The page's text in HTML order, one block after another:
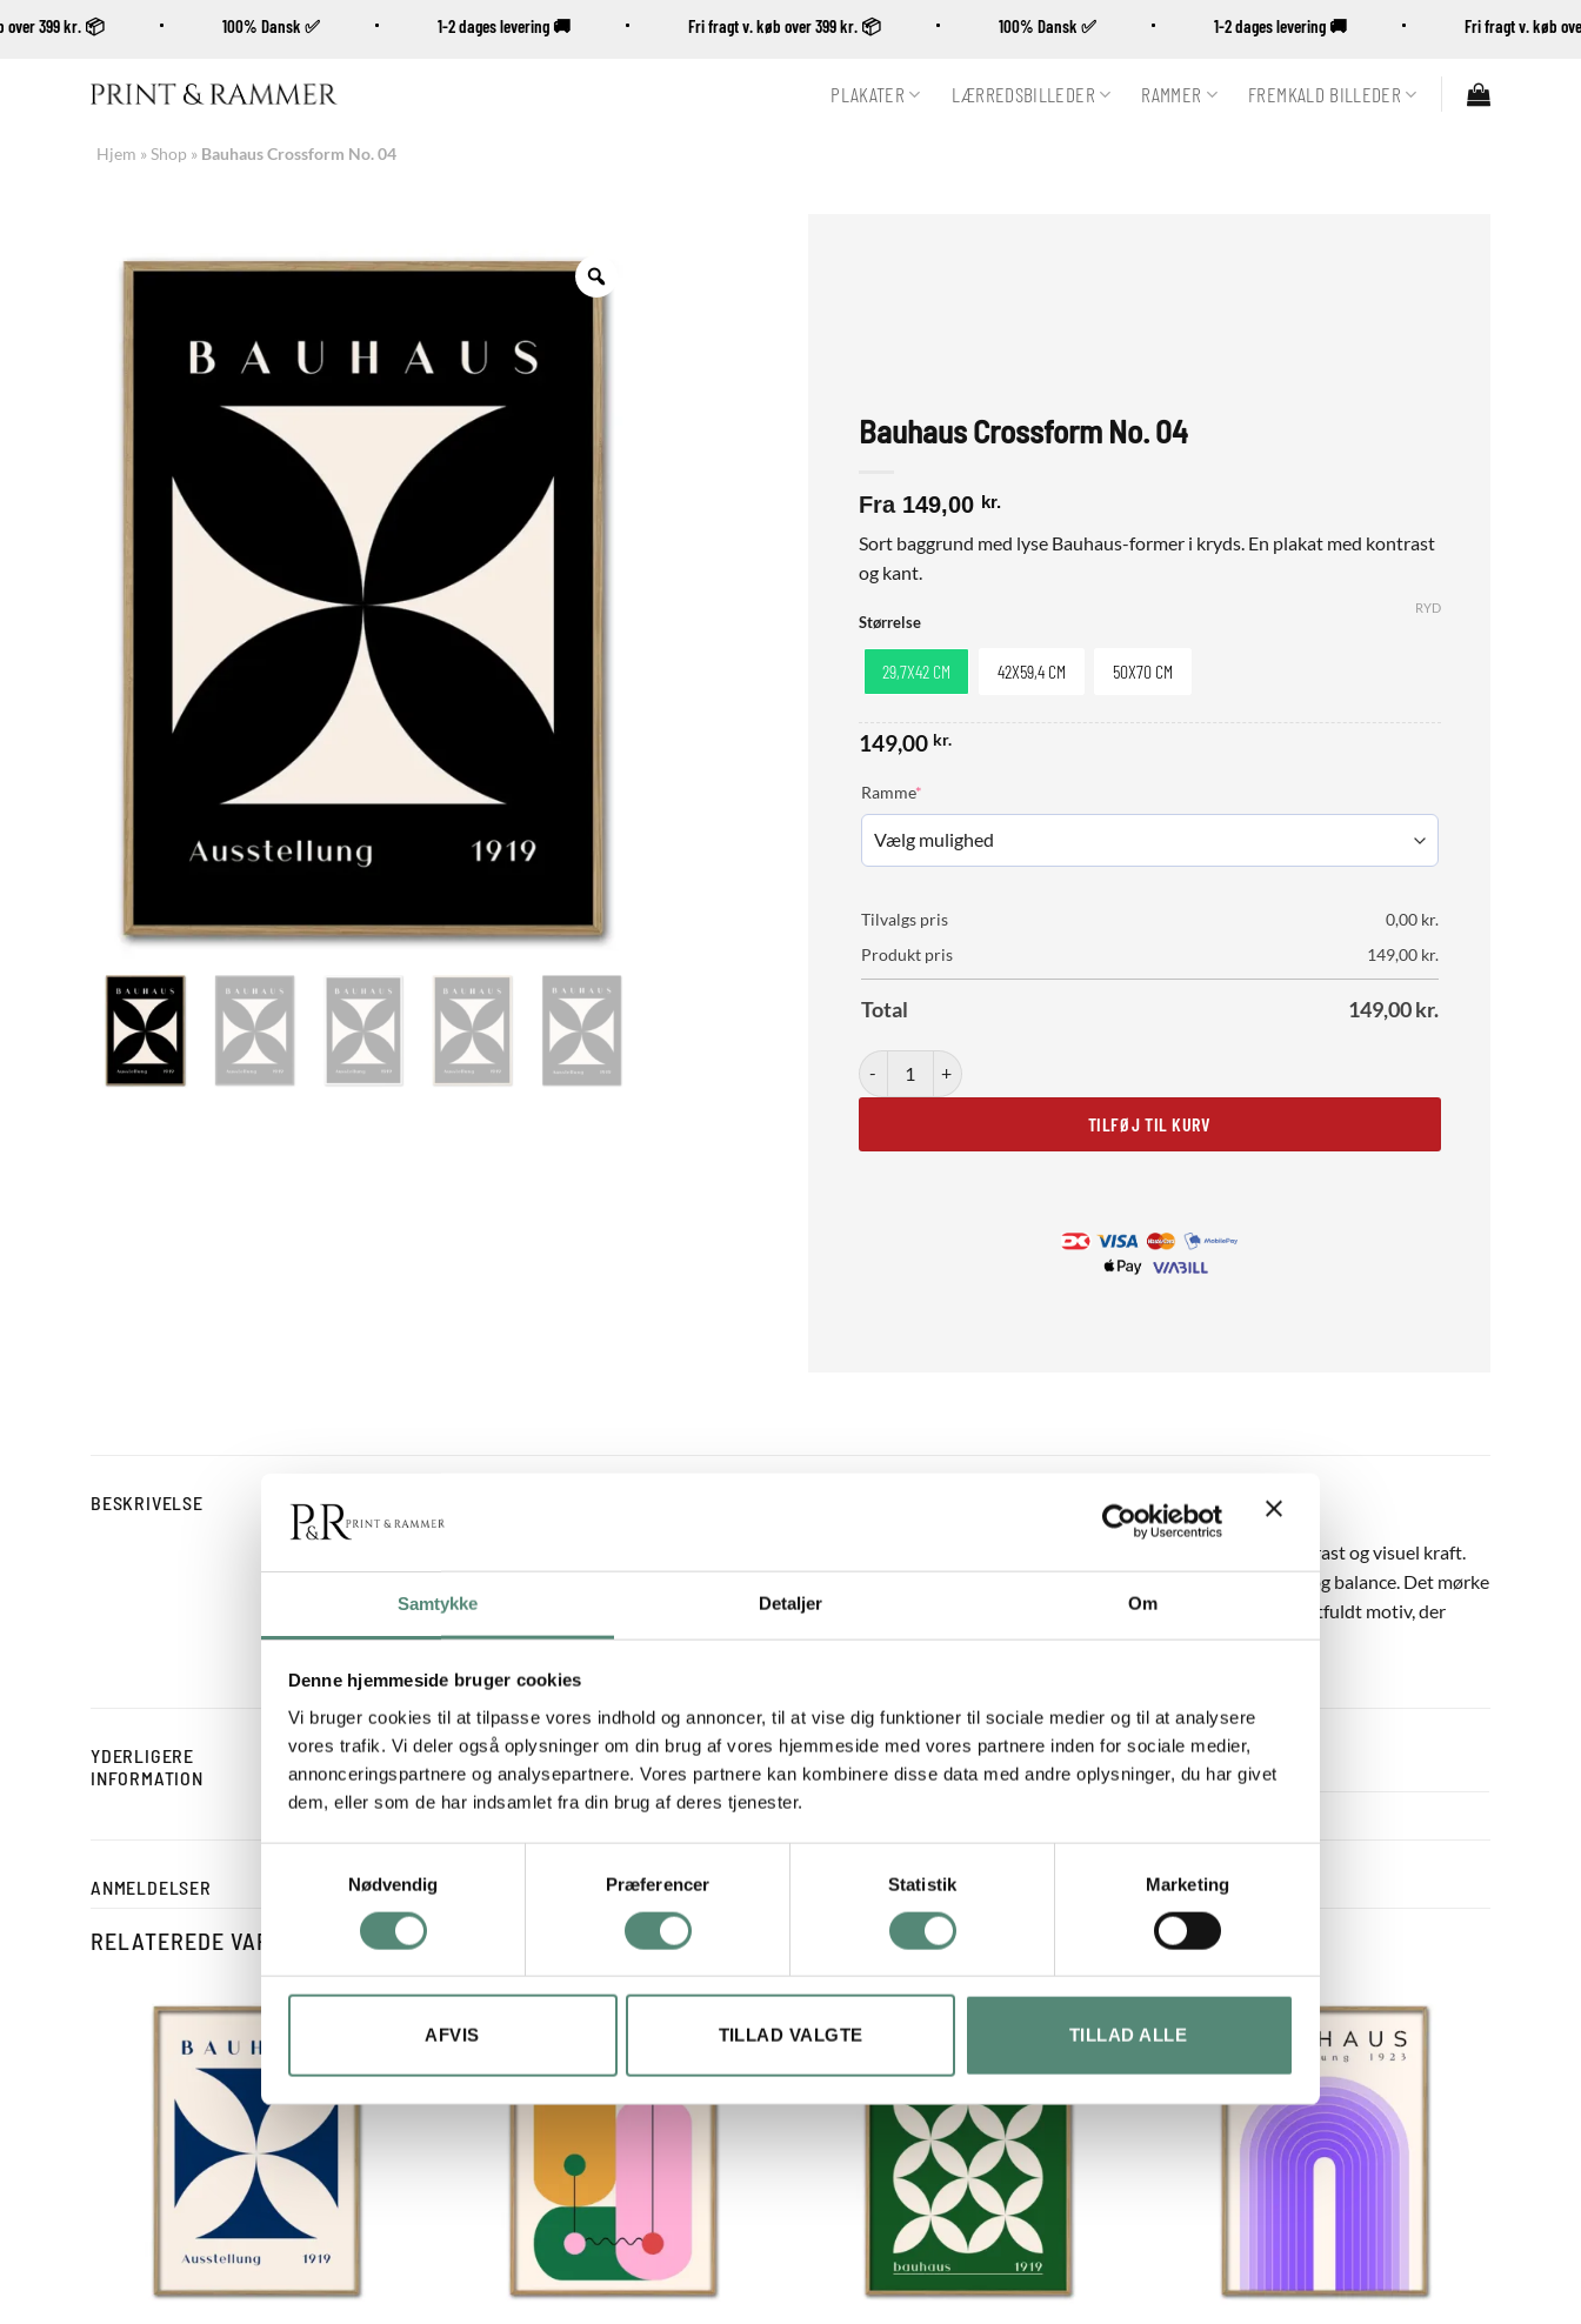
Samtykke Detaljer Om
Denne hjemmeside bruger cookies
Vi bruger cookies til at tilpasse vores indhold og annoncer, til at vise dig funktioner til sociale medier og til at analysere
vores trafik. Vi deler også oplysninger om din brug af vores hjemmeside med vores partnere inden for sociale medier,
annonceringspartnere og analysepartnere. Vores partnere kan kombinere disse data med andre oplysninger, du har givet
dem, eller som de har indsamlet fra din brug af deres tjenester.
Nødvendig
Præferencer Statistik Marketing
AFVIS TILLAD VALGTE TILLAD ALLE
over 399 kr. 📦 100% Dansk ✅ 1-2 dages levering 🚚 Fri fragt v. køb over 399 kr. 📦 100% Dansk ✅ 1-2 dages levering 🚚 Fri fragt v. køb
PLAKATER LÆRREDSBILLEDER RAMMER FREMKALD BILLEDER
Hjem »Shop » Bauhaus Crossform No. 04
Bauhaus Crossform No. 04
Fra 149,00 kr.
Sort baggrund med lyse Bauhaus-former i kryds. En plakat med kontrast
og kant.
Størrelse
29,7X42 CM 42X59,4 CM 50X70 CM
RYD
149,00 kr.
Ramme*(required)
Tilvalgs pris 0,00 kr.
Produkt pris
149,00 kr.
Total 149,00kr.
Bauhaus Crossform No. 04 antal
TILFØJ TIL KURV
BESKRIVELSE Markant grafisk plakat i sort/hvid
Bauhaus Crossform No. 04 skiller sig ud med sin sorte baggrund og lyse krydsformede elementer, der skaber maksimal kontrast og visuel kraft.
De fire buede figurer danner en symmetrisk komposition, som trækker tråde til Bauhaus’ eksperimenterende leg med form og balance. Det mørke
udtryk gør plakaten særligt velegnet som blikfang på en lys væg eller i rum med industrielle eller minimalistiske træk. Et kraftfuldt motiv, der
fungerer flot alene eller som del af en Crossform-serie.
YDERLIGERE
INFORMATION
STØRRELSE 29,7×42 cm, 42×59,4 cm, 50×70 cm
ANMELDELSER
RELATEREDE VARER